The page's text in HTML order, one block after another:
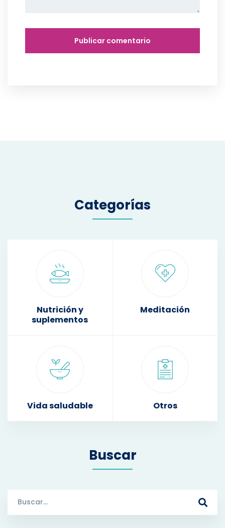
Categorías
Nutrición y
suplementos
Meditación
Vida saludable Otros
Buscar